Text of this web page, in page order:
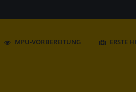
MPU-VORBEREITUNG ERSTE